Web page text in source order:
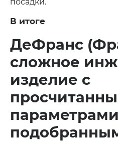
посадки.
В итоге
ДеФранс
сложное
изделие с